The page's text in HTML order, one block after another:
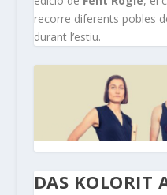
recorre diferents pobles
durant l’estiu.
DAS KOLORIT